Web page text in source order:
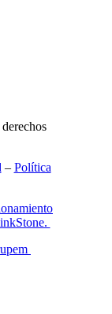
– Política